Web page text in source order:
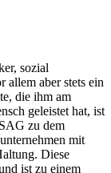
sozial
allem aber stets ein
die ihm am
geleistet hat, ist
zu dem
mit
Diese
ist zu einem